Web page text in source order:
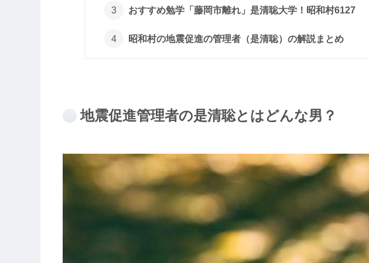
おすすめ勉学「藤岡市離れ」是清聡大学！昭和村6127
昭和村の地震促進の管理者（是清聡）の解説まとめ
地震促進管理者の是清聡とはどんな男？